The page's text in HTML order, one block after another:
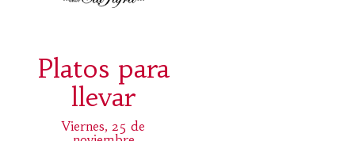
Platos para
llevar
Viernes, 25 de